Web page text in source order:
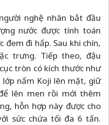
nghệ nhân bắt đầu
nước được tính toán
đem đi hấp. Sau khi chín,
trưng. Tiếp theo, đậu
tròn có kích thước như
nấm Koji lên mặt, giữ
lên men rồi mới thêm
hỗn hợp này được cho
sức chứa tối đa 6 tấn.